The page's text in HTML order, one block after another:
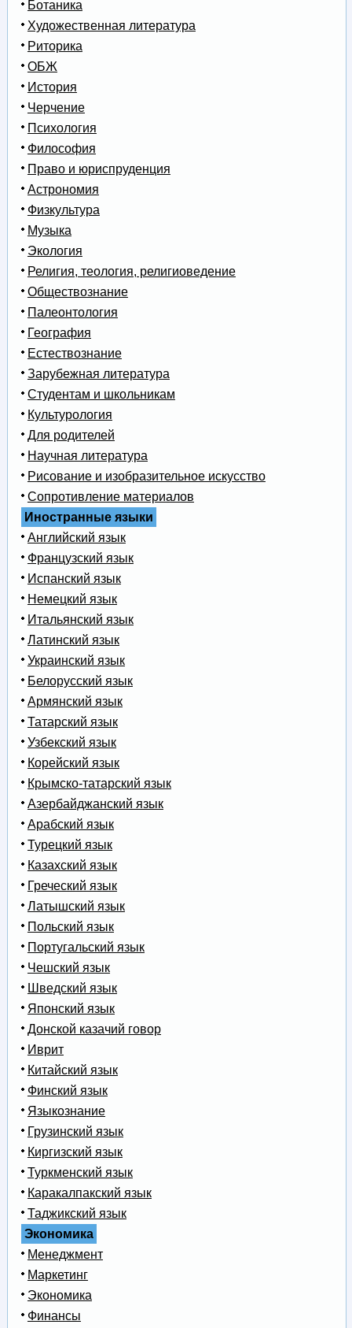
Ботаника
Художественная литература
Риторика
ОБЖ
История
Черчение
Психология
Философия
Право и юриспруденция
Астрономия
Физкультура
Музыка
Экология
Религия, теология, религиоведение
Обществознание
Палеонтология
География
Естествознание
Зарубежная литература
Студентам и школьникам
Культурология
Для родителей
Научная литература
Рисование и изобразительное искусство
Сопротивление материалов
Иностранные языки
Английский язык
Французский язык
Испанский язык
Немецкий язык
Итальянский язык
Латинский язык
Украинский язык
Белорусский язык
Армянский язык
Татарский язык
Узбекский язык
Корейский язык
Крымско-татарский язык
Азербайджанский язык
Арабский язык
Турецкий язык
Казахский язык
Греческий язык
Латышский язык
Польский язык
Португальский язык
Чешский язык
Шведский язык
Японский язык
Донской казачий говор
Иврит
Китайский язык
Финский язык
Языкознание
Грузинский язык
Киргизский язык
Туркменский язык
Каракалпакский язык
Таджикский язык
Экономика
Менеджмент
Маркетинг
Экономика
Финансы